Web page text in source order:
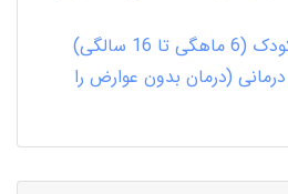
16 سالگی)
(درمان بدون عوارض را